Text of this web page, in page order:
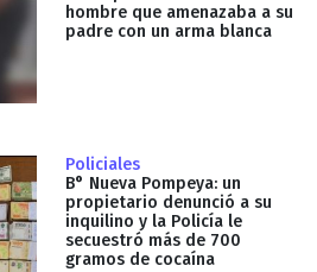
hombre que amenazaba a su
padre con un arma blanca
Policiales
B° Nueva Pompeya: un
propietario denunció a su
inquilino y la Policía le
secuestró más de 700
gramos de cocaína